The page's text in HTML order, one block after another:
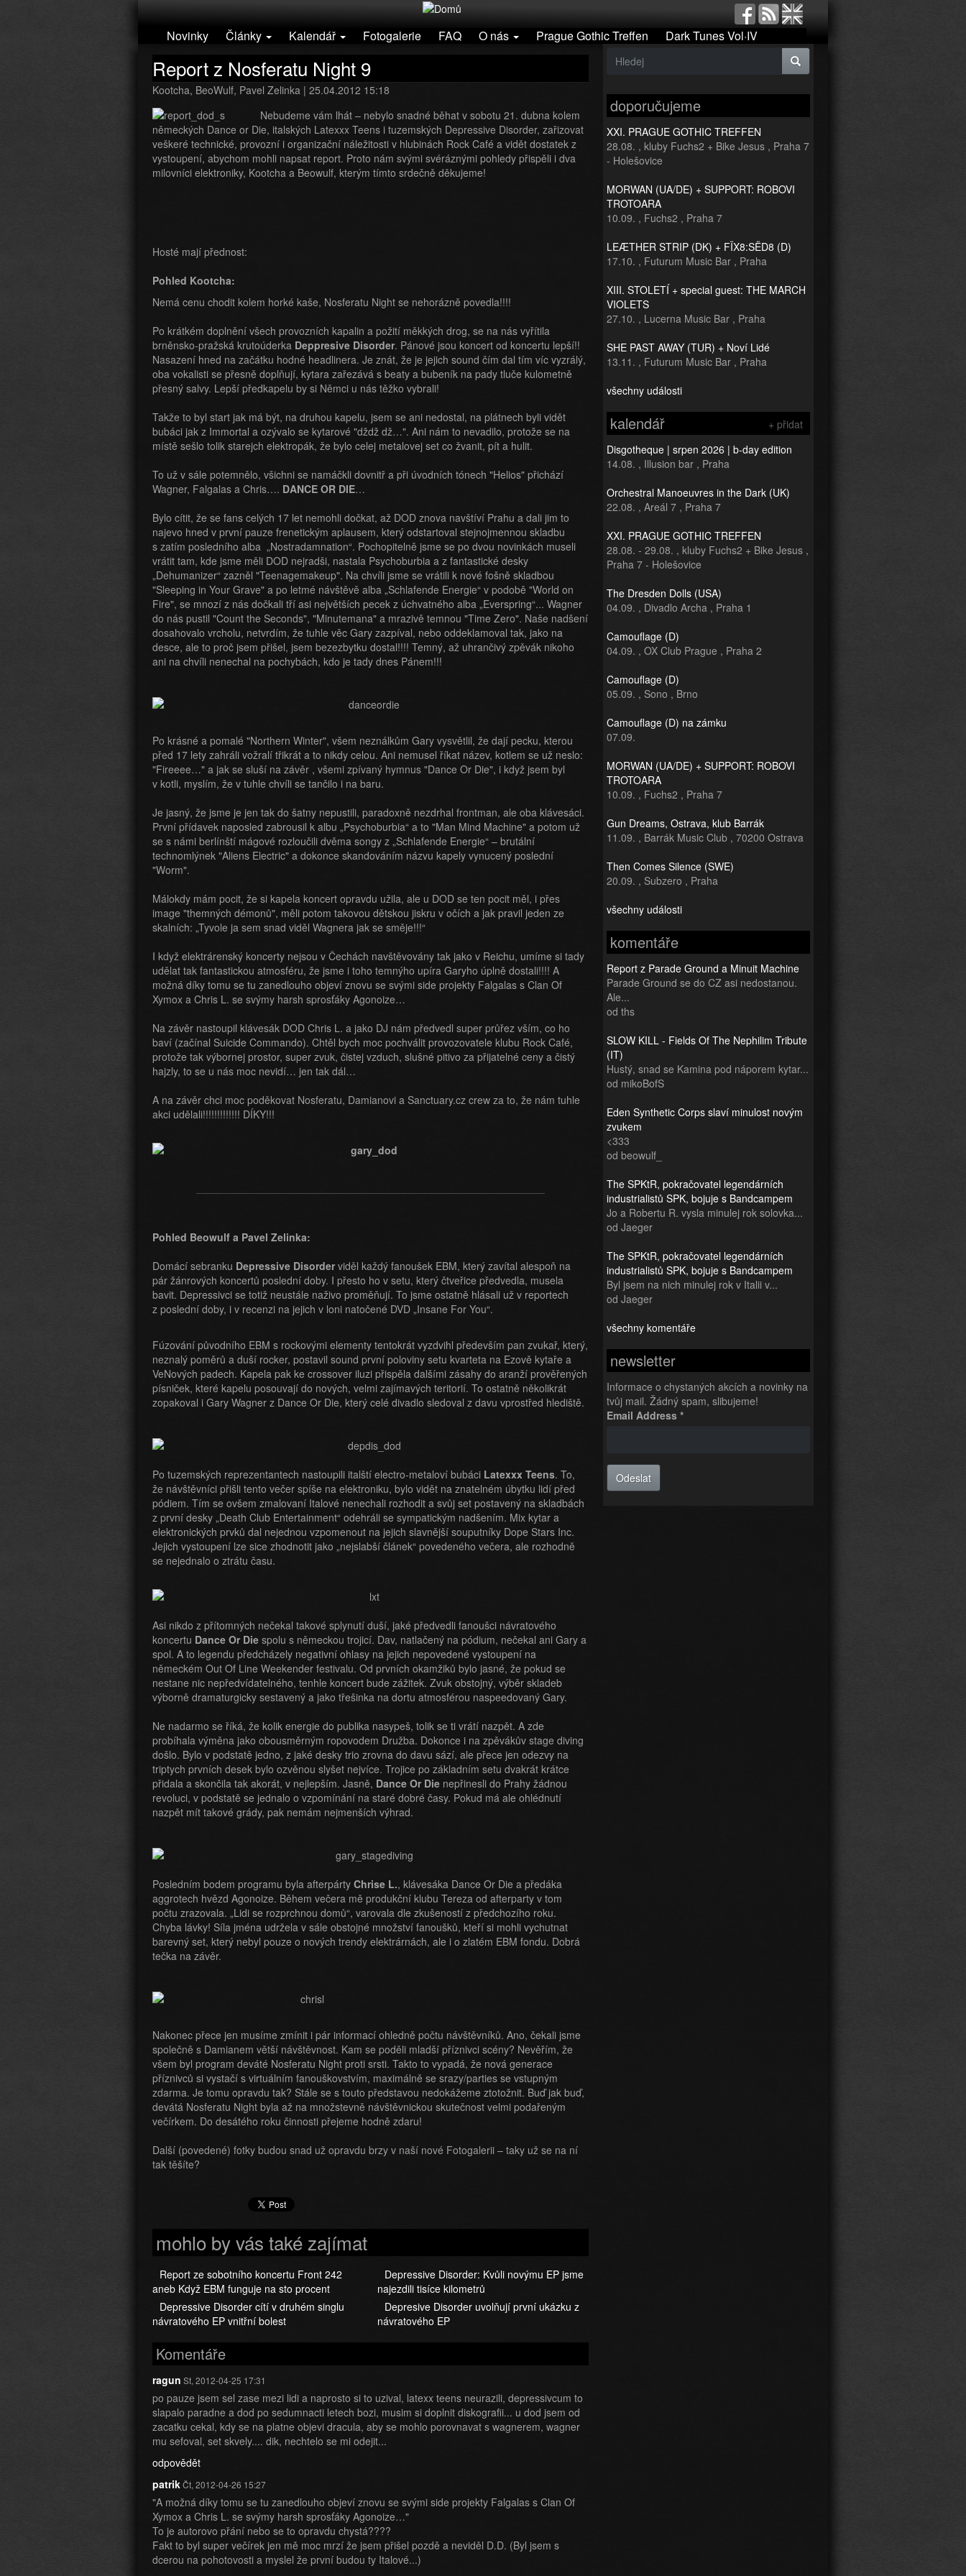
Novinky Články Kalendář Fotogalerie FAQ O nás Prague Gothic Treffen Dark Tunes Vol·IV
Report z Nosferatu Night 9
Kootcha, BeoWulf, Pavel Zelinka | 25.04.2012 15:18
Nebudeme vám lhát – nebylo snadné běhat v sobotu 21. dubna kolem
německých Dance or Die, italských Latexxx Teens i tuzemských Depressive Disorder, zařizovat
veškeré technické, provozní i organizační náležitosti v hlubinách Rock Café a vidět dostatek z
vystoupení, abychom mohli napsat report. Proto nám svými svéráznými pohledy přispěli i dva
milovníci elektroniky, Kootcha a Beowulf, kterým tímto srdečně děkujeme!
Hosté mají přednost:
Pohled Kootcha:
Nemá cenu chodit kolem horké kaše, Nosferatu Night se nehorázně povedla!!!!
Po krátkém doplnění všech provozních kapalin a požití měkkých drog, se na nás vyřítila
brněnsko-pražská krutoúderka Deppresive Disorder. Pánové jsou koncert od koncertu lepší!!
Nasazení hned na začátku hodné headlinera. Je znát, že je jejich sound čím dal tím víc vyzrálý,
oba vokalisti se přesně doplňují, kytara zařezává s beaty a bubeník na pady tluče kulometně
přesný salvy. Lepší předkapelu by si Němci u nás těžko vybrali!
Takže to byl start jak má být, na druhou kapelu, jsem se ani nedostal, na plátnech byli vidět
bubáci jak z Immortal a ozývalo se kytarové "dždž dž…". Ani nám to nevadilo, protože se na
místě sešlo tolik starejch elektropák, že bylo celej metalovej set co žvanit, pít a hulit.
To už v sále potemnělo, všichni se namáčkli dovnitř a při úvodních tónech "Helios" přichází
Wagner, Falgalas a Chris…. DANCE OR DIE…
Bylo cítit, že se fans celých 17 let nemohli dočkat, až DOD znova navštíví Prahu a dali jim to
najevo hned v první pauze frenetickým aplausem, který odstartoval stejnojmennou skladbu
s zatím posledního alba „Nostradamnation“. Pochopitelně jsme se po dvou novinkách museli
vrátit tam, kde jsme měli DOD nejradši, nastala Psychoburbia a z fantastické desky
„Dehumanizer“ zazněl "Teenagemakeup". Na chvíli jsme se vrátili k nové fošně skladbou
"Sleeping in Your Grave" a po letmé návštěvě alba „Schlafende Energie“ v podobě "World on
Fire", se mnozí z nás dočkali tří asi největších pecek z úchvatného alba „Everspring“... Wagner
do nás pustil "Count the Seconds", "Minutemana" a mrazivě temnou "Time Zero". Naše nadšení
dosahovalo vrcholu, netvrdím, že tuhle věc Gary zazpíval, nebo oddeklamoval tak, jako na
desce, ale to proč jsem přišel, jsem bezezbytku dostal!!!! Temný, až uhrančivý zpěvák nikoho
ani na chvíli nenechal na pochybách, kdo je tady dnes Pánem!!!
Po krásné a pomalé "Northern Winter", všem neználkům Gary vysvětlil, že dají pecku, kterou
před 17 lety zahráli vožralí třikrát a to nikdy celou. Ani nemusel říkat název, kotlem se už neslo:
"Fireeee…" a jak se sluší na závěr , všemi zpívaný hymnus "Dance Or Die", i když jsem byl
v kotli, myslím, že v tuhle chvíli se tančilo i na baru.
Je jasný, že jsme je jen tak do šatny nepustili, paradoxně nezdrhal frontman, ale oba klávesáci.
První přídavek naposled zabrousil k albu „Psychoburbia“ a to "Man Mind Machine" a potom už
se s námi berlínští mágové rozloučili dvěma songy z „Schlafende Energie“ – brutální
technomlýnek "Aliens Electric" a dokonce skandováním názvu kapely vynucený poslední
"Worm".
Málokdy mám pocit, že si kapela koncert opravdu užila, ale u DOD se ten pocit měl, i přes
image "themných démonů", měli potom takovou dětskou jiskru v očích a jak pravil jeden ze
skalních: „Tyvole ja sem snad viděl Wagnera jak se směje!!!“
I když elektrárenský koncerty nejsou v Čechách navštěvovány tak jako v Reichu, umíme si tady
udělat tak fantastickou atmosféru, že jsme i toho temnýho upíra Garyho úplně dostali!!!! A
možná díky tomu se tu zanedlouho objeví znovu se svými side projekty Falgalas s Clan Of
Xymox a Chris L. se svýmy harsh sprosťáky Agonoize…
Na závěr nastoupil klávesák DOD Chris L. a jako DJ nám předvedl super průřez vším, co ho
baví (začínal Suicide Commando). Chtěl bych moc pochválit provozovatele klubu Rock Café,
protože tak výbornej prostor, super zvuk, čistej vzduch, slušné pitivo za přijatelné ceny a čistý
hajzly, to se u nás moc nevidí… jen tak dál…
A na závěr chci moc poděkovat Nosferatu, Damianovi a Sanctuary.cz crew za to, že nám tuhle
akci udělali!!!!!!!!!!!!! DÍKY!!!
Pohled Beowulf a Pavel Zelinka:
Domácí sebranku Depressive Disorderviděl každý fanoušek EBM, který zavítal alespoň na
pár žánrových koncertů poslední doby. I přesto ho v setu, který čtveřice předvedla, musela
bavit. Depressivci se totiž neustále naživo proměňují. To jsme ostatně hlásali už v reportech
z poslední doby, i v recenzi na jejich v loni natočené DVD „Insane For You“.
Fúzování původního EBM s rockovými elementy tentokrát vyzdvihl především pan zvukař, který,
neznalý poměrů a duší rocker, postavil sound první poloviny setu kvarteta na Ezově kytaře a
VeNových padech. Kapela pak ke crossover iluzi přispěla dalšími zásahy do aranží prověřených
písniček, které kapelu posouvají do nových, velmi zajímavých teritorií. To ostatně několikrát
zopakoval i Gary Wagner z Dance Or Die, který celé divadlo sledoval z davu vprostřed hlediště.
Po tuzemských reprezentantech nastoupili italští electro-metaloví bubáci Latexxx Teens. To,
že návštěvníci přišli tento večer spíše na elektroniku, bylo vidět na znatelném úbytku lidí před
pódiem. Tím se ovšem zmalovaní Italové nenechali rozhodit a svůj set postavený na skladbách
z první desky „Death Club Entertainment“ odehráli se sympatickým nadšením. Mix kytar a
elektronických prvků dal nejednou vzpomenout na jejich slavnější souputníky Dope Stars Inc.
Jejich vystoupení lze sice zhodnotit jako „nejslabší článek“ povedeného večera, ale rozhodně
se nejednalo o ztrátu času.
Asi nikdo z přítomných nečekal takové splynutí duší, jaké předvedli fanoušci návratového
koncertu Dance Or Die spolu s německou trojicí. Dav, natlačený na pódium, nečekal ani Gary a
spol. A to legendu předcházely negativní ohlasy na jejich nepovedené vystoupení na
německém Out Of Line Weekender festivalu. Od prvních okamžiků bylo jasné, že pokud se
nestane nic nepředvídatelného, tenhle koncert bude zážitek. Zvuk obstojný, výběr skladeb
výborně dramaturgicky sestavený a jako třešinka na dortu atmosférou naspeedovaný Gary.
Ne nadarmo se říká, že kolik energie do publika nasypeš, tolik se ti vrátí nazpět. A zde
probíhala výměna jako obousměrným ropovodem Družba. Dokonce i na zpěvákův stage diving
došlo. Bylo v podstatě jedno, z jaké desky trio zrovna do davu sází, ale přece jen odezvy na
triptych prvních desek bylo ozvěnou slyšet nejvíce. Trojice po základním setu dvakrát krátce
přidala a skončila tak akorát, v nejlepším. Jasně, Dance Or Die nepřinesli do Prahy žádnou
revoluci, v podstatě se jednalo o vzpomínání na staré dobré časy. Pokud má ale ohlédnutí
nazpět mít takové grády, pak nemám nejmenších výhrad.
Posledním bodem programu byla afterpárty Chrise L., klávesáka Dance Or Die a předáka
aggrotech hvězd Agonoize. Během večera mě produkční klubu Tereza od afterparty v tom
počtu zrazovala. „Lidi se rozprchnou domů“, varovala dle zkušeností z předchozího roku.
Chyba lávky! Síla jména udržela v sále obstojné množství fanoušků, kteří si mohli vychutnat
barevný set, který nebyl pouze o nových trendy elektrárnách, ale i o zlatém EBM fondu. Dobrá
tečka na závěr.
Nakonec přece jen musíme zmínit i pár informací ohledně počtu návštěvníků. Ano, čekali jsme
společně s Damianem větší návštěvnost. Kam se poděli mladší příznivci scény? Nevěřím, že
všem byl program deváté Nosferatu Night proti srsti. Takto to vypadá, že nová generace
příznivců si vystačí s virtuálním fanouškovstvím, maximálně se srazy/parties se vstupným
zdarma. Je tomu opravdu tak? Stále se s touto představou nedokážeme ztotožnit. Buď jak buď,
devátá Nosferatu Night byla až na množstevně návštěvnickou skutečnost velmi podařeným
večírkem. Do desátého roku činnosti přejeme hodně zdaru!
Další (povedené) fotky budou snad už opravdu brzy v naší nové Fotogalerii – taky už se na ní
tak těšíte?
mohlo by vás také zajímat
Report ze sobotního koncertu Front 242
aneb Když EBM funguje na sto procent
Depressive Disorder: Kvůli novýmu EP jsme
najezdili tisíce kilometrů
Depressive Disorder cítí v druhém singlu
návratového EP vnitřní bolest
Depresive Disorder uvolňují první ukázku z
návratového EP
Komentáře
ragun St, 2012-04-25 17:31
po pauze jsem sel zase mezi lidi a naprosto si to uzival, latexx teens neurazili, depressivcum to
slapalo paradne a dod po sedumnacti letech bozi, musim si doplnit diskografii... u dod jsem od
zacatku cekal, kdy se na platne objevi dracula, aby se mohlo porovnavat s wagnerem, wagner
mu sefoval, set skvely.... dik, nechtelo se mi odejit...
odpovědět
patrikČt, 2012-04-26 15:27
"A možná díky tomu se tu zanedlouho objeví znovu se svými side projekty Falgalas s Clan Of
Xymox a Chris L. se svýmy harsh sprosťáky Agonoize…"
To je autorovo přání nebo se to opravdu chystá????
Fakt to byl super večírek jen mě moc mrzí že jsem přišel pozdě a neviděl D.D. (Byl jsem s
dcerou na pohotovosti a myslel že první budou ty Italové...)
doporučujeme
XXI. PRAGUE GOTHIC TREFFEN
28.08. , kluby Fuchs2 + Bike Jesus , Praha 7
- Holešovice
MORWAN (UA/DE) + SUPPORT: ROBOVI
TROTOARA
10.09. , Fuchs2 , Praha 7
LEÆTHER STRIP (DK) + FÏX8:SËD8 (D)
17.10. , Futurum Music Bar , Praha
XIII. STOLETÍ + special guest: THE MARCH
VIOLETS
27.10. , Lucerna Music Bar , Praha
SHE PAST AWAY (TUR) + Noví Lidé
13.11. , Futurum Music Bar , Praha
všechny události
kalendář
+ přidat
Disgotheque | srpen 2026 | b-day edition
14.08. , Illusion bar , Praha
Orchestral Manoeuvres in the Dark (UK)
22.08. , Areál 7 , Praha 7
XXI. PRAGUE GOTHIC TREFFEN
28.08. - 29.08. , kluby Fuchs2 + Bike Jesus ,
Praha 7 - Holešovice
The Dresden Dolls (USA)
04.09. , Divadlo Archa , Praha 1
Camouflage (D)
04.09. , OX Club Prague , Praha 2
Camouflage (D)
05.09. , Sono , Brno
Camouflage (D) na zámku
07.09.
MORWAN (UA/DE) + SUPPORT: ROBOVI
TROTOARA
10.09. , Fuchs2 , Praha 7
Gun Dreams, Ostrava, klub Barrák
11.09. , Barrák Music Club , 70200 Ostrava
Then Comes Silence (SWE)
20.09. , Subzero , Praha
všechny události
komentáře
Report z Parade Ground a Minuit Machine
Parade Ground se do CZ asi nedostanou.
Ale...
od ths
SLOW KILL - Fields Of The Nephilim Tribute
(IT)
Hustý, snad se Kamina pod náporem kytar...
od mikoBofS
Eden Synthetic Corps slaví minulost novým
zvukem
<333
od beowulf_
The SPKtR, pokračovatel legendárních
industrialistů SPK, bojuje s Bandcampem
Jo a Robertu R. vysla minulej rok solovka...
od Jaeger
The SPKtR, pokračovatel legendárních
industrialistů SPK, bojuje s Bandcampem
Byl jsem na nich minulej rok v Italii v...
od Jaeger
všechny komentáře
newsletter
Informace o chystaných akcích a novinky na
tvůj mail. Žádný spam, slibujeme!
Email Address *
Odeslat